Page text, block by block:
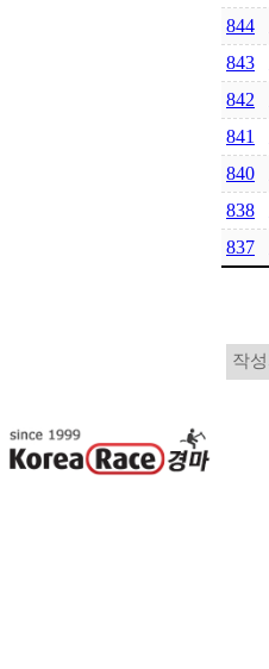
844
843
842
841
840
838
837